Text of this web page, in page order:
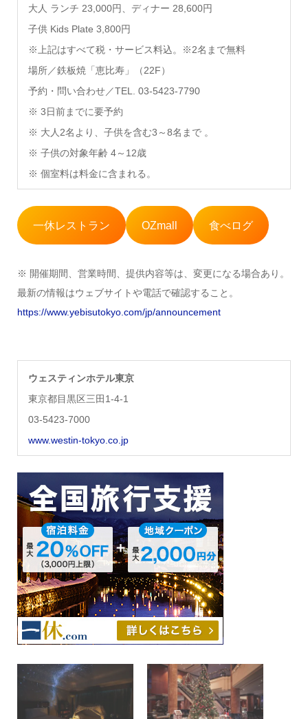
大人 ランチ 23,000円、ディナー 28,600円
子供 Kids Plate 3,800円
※上記はすべて税・サービス料込。※2名まで無料
場所／鉄板焼「恵比寿」（22F）
予約・問い合わせ／TEL. 03-5423-7790
※ 3日前までに要予約
※ 大人2名より、子供を含む3～8名まで 。
※ 子供の対象年齢 4～12歳
※ 個室料は料金に含まれる。
一休レストラン OZmall 食べログ
※ 開催期間、営業時間、提供内容等は、変更になる場合あり。
最新の情報はウェブサイトや電話で確認すること。
https://www.yebisutokyo.com/jp/announcement
ウェスティンホテル東京
東京都目黒区三田1-4-1
03-5423-7000
www.westin-tokyo.co.jp